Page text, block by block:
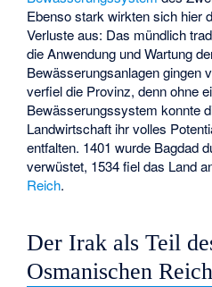
Ebenso stark wirkten sich hier
Verluste aus: Das mündlich
die Anwendung und Wartung
Bewässerungsanlagen gingen
verfiel die Provinz, denn ohne
Bewässerungssystem konnte
Landwirtschaft ihr volles
entfalten. 1401 wurde Bagdad
verwüstet, 1534 fiel das Land
Reich.
Der Irak als Teil
Osmanischen